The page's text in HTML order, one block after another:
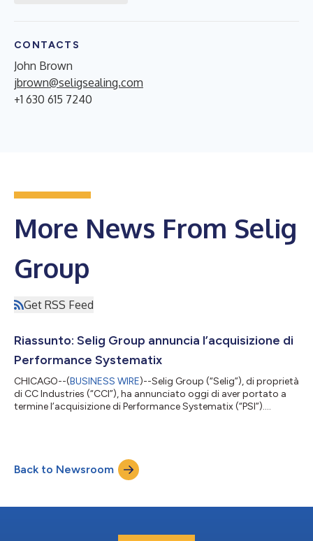
CONTACTS
John Brown
jbrown@seligsealing.com
+1 630 615 7240
More News From Selig
Group
Get RSS Feed
Riassunto: Selig Group annuncia l’acquisizione di
Performance Systematix
CHICAGO--(BUSINESS WIRE)--Selig Group (“Selig”), di proprietà
di CC Industries (“CCI”), ha annunciato oggi di aver portato a
termine l’acquisizione di Performance Systematix (“PSI”).
riducono i costi di spedizione. La fusione doterà Selig di
capacità affini altamente integrative per meglio soddisfare le
Back to Newsroom